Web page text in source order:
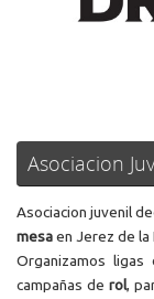
Asociacion
Asociacion juvenil
mesaen Jerez de la
Organizamos ligas
campañas de rol,